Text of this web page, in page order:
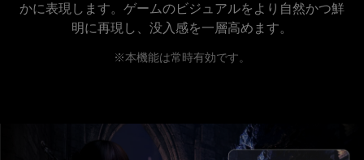
かに表現します。ゲームのビジュアルをより自然かつ鮮
※本機能は常時有効です。